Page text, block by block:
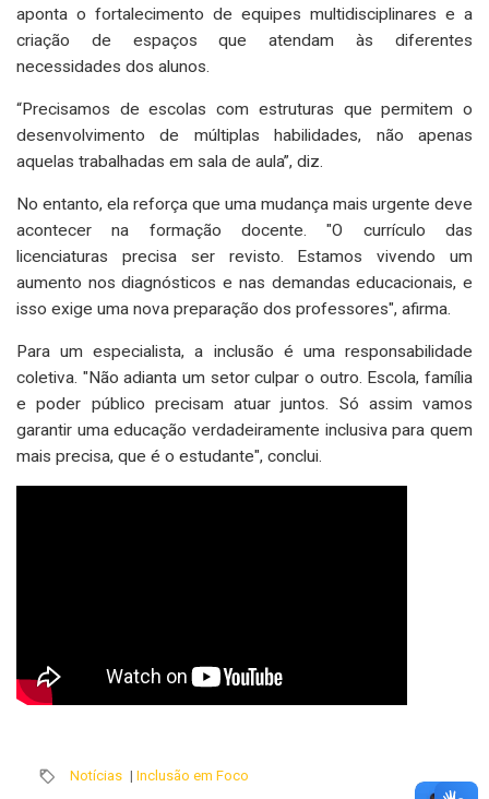
aponta o fortalecimento de equipes multidisciplinares e a
criação de espaços que atendam às diferentes
necessidades dos alunos.
“Precisamos de escolas com estruturas que permitem o
desenvolvimento de múltiplas habilidades, não apenas
aquelas trabalhadas em sala de aula”, diz.
No entanto, ela reforça que uma mudança mais urgente deve
acontecer na formação docente. "O currículo das
licenciaturas precisa ser revisto. Estamos vivendo um
aumento nos diagnósticos e nas demandas educacionais, e
isso exige uma nova preparação dos professores", afirma.
Para um especialista, a inclusão é uma responsabilidade
coletiva. "Não adianta um setor culpar o outro. Escola, família
e poder público precisam atuar juntos. Só assim vamos
garantir uma educação verdadeiramente inclusiva para quem
mais precisa, que é o estudante", conclui.
Notícias | Inclusão em Foco